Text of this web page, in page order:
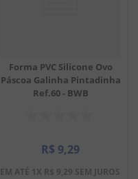
Forma PVC Silicone Ovo
Páscoa Galinha Pintadinha
Ref.60 - BWB
R$ 9,29
EM ATÉ 1X R$ 9,29 SEM JUROS